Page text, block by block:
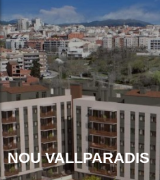
NOU VALLPARADIS